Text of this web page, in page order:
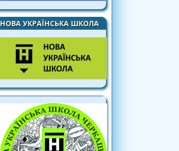
НОВА УКРАЇНСЬКА ШКОЛА